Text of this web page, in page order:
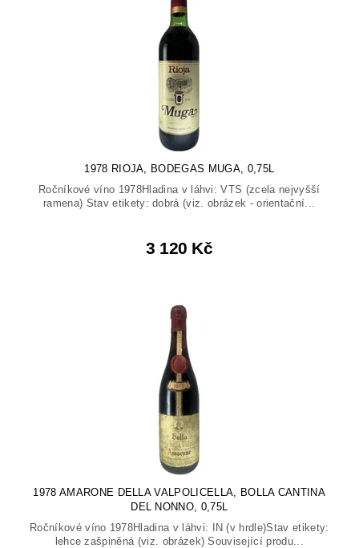
1978 RIOJA, BODEGAS MUGA, 0,75L
Ročníkové víno 1978Hladina v láhvi: VTS (zcela nejvyšší
ramena) Stav etikety: dobrá (viz. obrázek - orientační...
3 120 Kč
1978 AMARONE DELLA VALPOLICELLA, BOLLA CANTINA
DEL NONNO, 0,75L
Ročníkové víno 1978Hladina v láhvi: IN (v hrdle)Stav etikety:
lehce zašpiněná (viz. obrázek) Související produ...